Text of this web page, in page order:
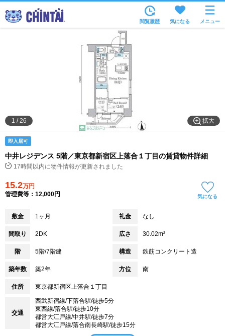
沿線・駅から
住所から
家賃相場から
通勤通学時間から
物件特集から
不動産会社から
閲覧履歴 気になる メニュー
拡大
1 /26
即入居可
中井レジデンス 5階／東京都新宿区上落合１丁目の賃貸物件詳細
17時間以内に物件情報が更新されました
15.2万円
管理費等：12,000円
気になる
敷金 1ヶ月 礼金 なし
間取り 2DK 広さ 30.02m²
階 5階/7階建 構造 鉄筋コンクリート造
築年数 築2年 方位 南
住所 東京都新宿区上落合１丁目
交通
西武新宿線/下落合駅/徒歩5分
東西線/落合駅/徒歩10分
都営大江戸線/中井駅/徒歩7分
都営大江戸線/落合南長崎駅/徒歩15分